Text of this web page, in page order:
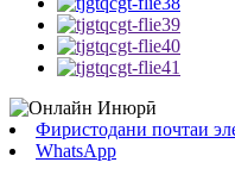
Фиристодани почтаи
WhatsApp